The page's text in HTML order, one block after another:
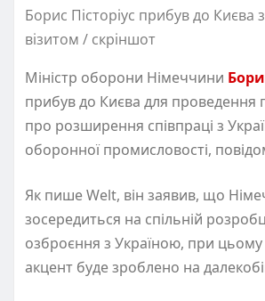
Борис Пісторіус прибув до Києва
візитом / скріншот
Міністр оборони Німеччини
прибув до Києва для проведення
про розширення співпраці з
оборонної промисловості,
Як пише Welt, він заявив, що
зосередиться на спільній
озброєння з Україною, при
акцент буде зроблено на